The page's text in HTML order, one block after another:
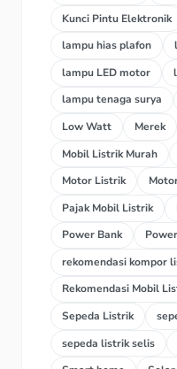
Kunci Pintu Elektronik
lampu hias plafon
lampu LED motor
lampu tenaga surya
Low Watt
Merek
Mobil Listrik Murah
Motor Listrik
Pajak Mobil Listrik
Power Bank
rekomendasi kompor
Rekomendasi Mobil
Sepeda Listrik
sepeda listrik selis